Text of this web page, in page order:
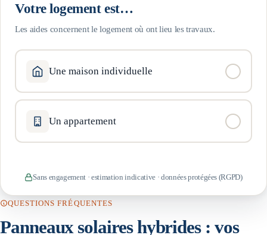
Votre logement est…
Les aides concernent le logement où ont lieu les travaux.
Une maison individuelle
Un appartement
Sans engagement · estimation indicative · données protégées (RGPD)
QUESTIONS FRÉQUENTES
Panneaux solaires hybrides: vos